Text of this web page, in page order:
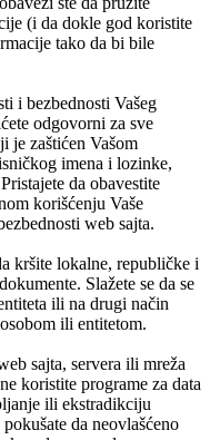
(i da dokle god koristite
tako da bi bile
i bezbednosti Vašeg
odgovorni za sve
je zaštićen Vašom
imena i lozinke,
da obavestite
korišćenju Vaše
web sajta.
kršite lokalne, republičke i
Slažete se da se
ili na drugi način
ili entitetom.
sajta, servera ili mreža
koristite programe za data
ili ekstradikciju
da neovlašćeno